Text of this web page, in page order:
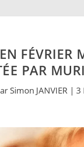
FÉVRIER
PAR
Simon JANVIER | 3